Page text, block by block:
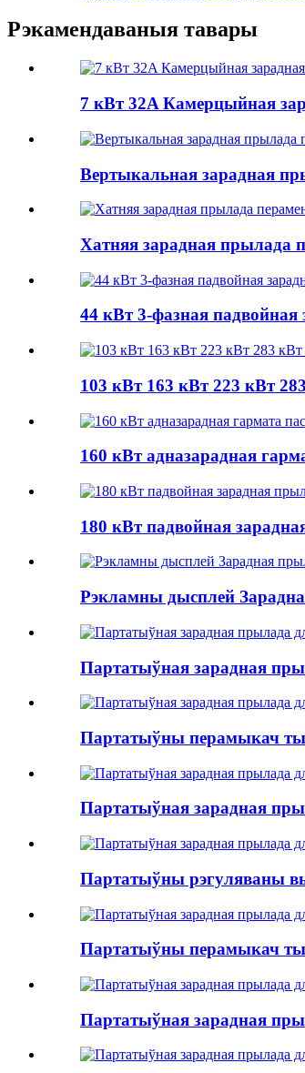
Рэкамендаваныя тавары
7 кВт 32A Камерцыйная
Вертыкальная зарадная
Хатняя зарадная прылада
44 кВт 3-фазная
103 кВт 163 кВт 223 кВт
160 кВт адназарадная
180 кВт падвойная
Рэкламны дысплей
Партатыўная зарадная
Партатыўны перамыкач
Партатыўная зарадная
Партатыўны рэгуляваны
Партатыўны перамыкач
Партатыўная зарадная